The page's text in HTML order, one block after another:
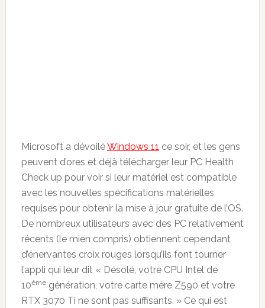
Microsoft a dévoiléWindows 11 ce soir, et les gens
peuvent d’ores et déjà télécharger leur PC Health
Check up pour voir si leur matériel est compatible
avec les nouvelles spécifications matérielles
requises pour obtenir la mise à jour gratuite de l’OS.
De nombreux utilisateurs avec des PC relativement
récents (le mien compris) obtiennent cependant
d’énervantes croix rouges lorsqu’ils font tourner
l’appli qui leur dit « Désolé, votre CPU Intel de
10èmegénération, votre carte mère Z590 et votre
RTX 3070 Ti ne sont pas suffisants. » Ce qui est